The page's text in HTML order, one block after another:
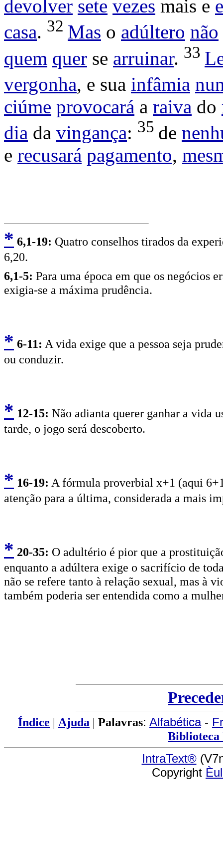
devolver sete vezes mais e
casa. 32 Mas o adúltero não
quem quer se arruinar. 33
vergonha, e sua infâmia
ciúme provocará a raiva do
dia da vingança: 35 de
e recusará pagamento,
* 6,1-19: Quatro conselhos tirados da
6,20.
6,1-5: Para uma época em que os negócios
exigia-se a máxima prudência.
* 6-11: A vida exige que a pessoa seja
ou conduzir.
* 12-15: Não adianta querer ganhar a vida
tarde, o jogo será descoberto.
* 16-19: A fórmula proverbial x+1 (aqui
atenção para a última, considerada a mais
* 20-35: O adultério é pior que a
enquanto a adúltera exige o sacrifício de
não se refere tanto à relação sexual, mas à
também poderia ser entendida como a
Índice | Ajuda | Palavras: Alfabética-
IntraText®
Copyright